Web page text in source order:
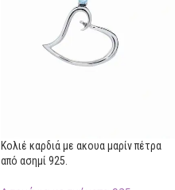
Κολιέ καρδιά με ακουα μαρίν πέτρα
από ασημί 925.